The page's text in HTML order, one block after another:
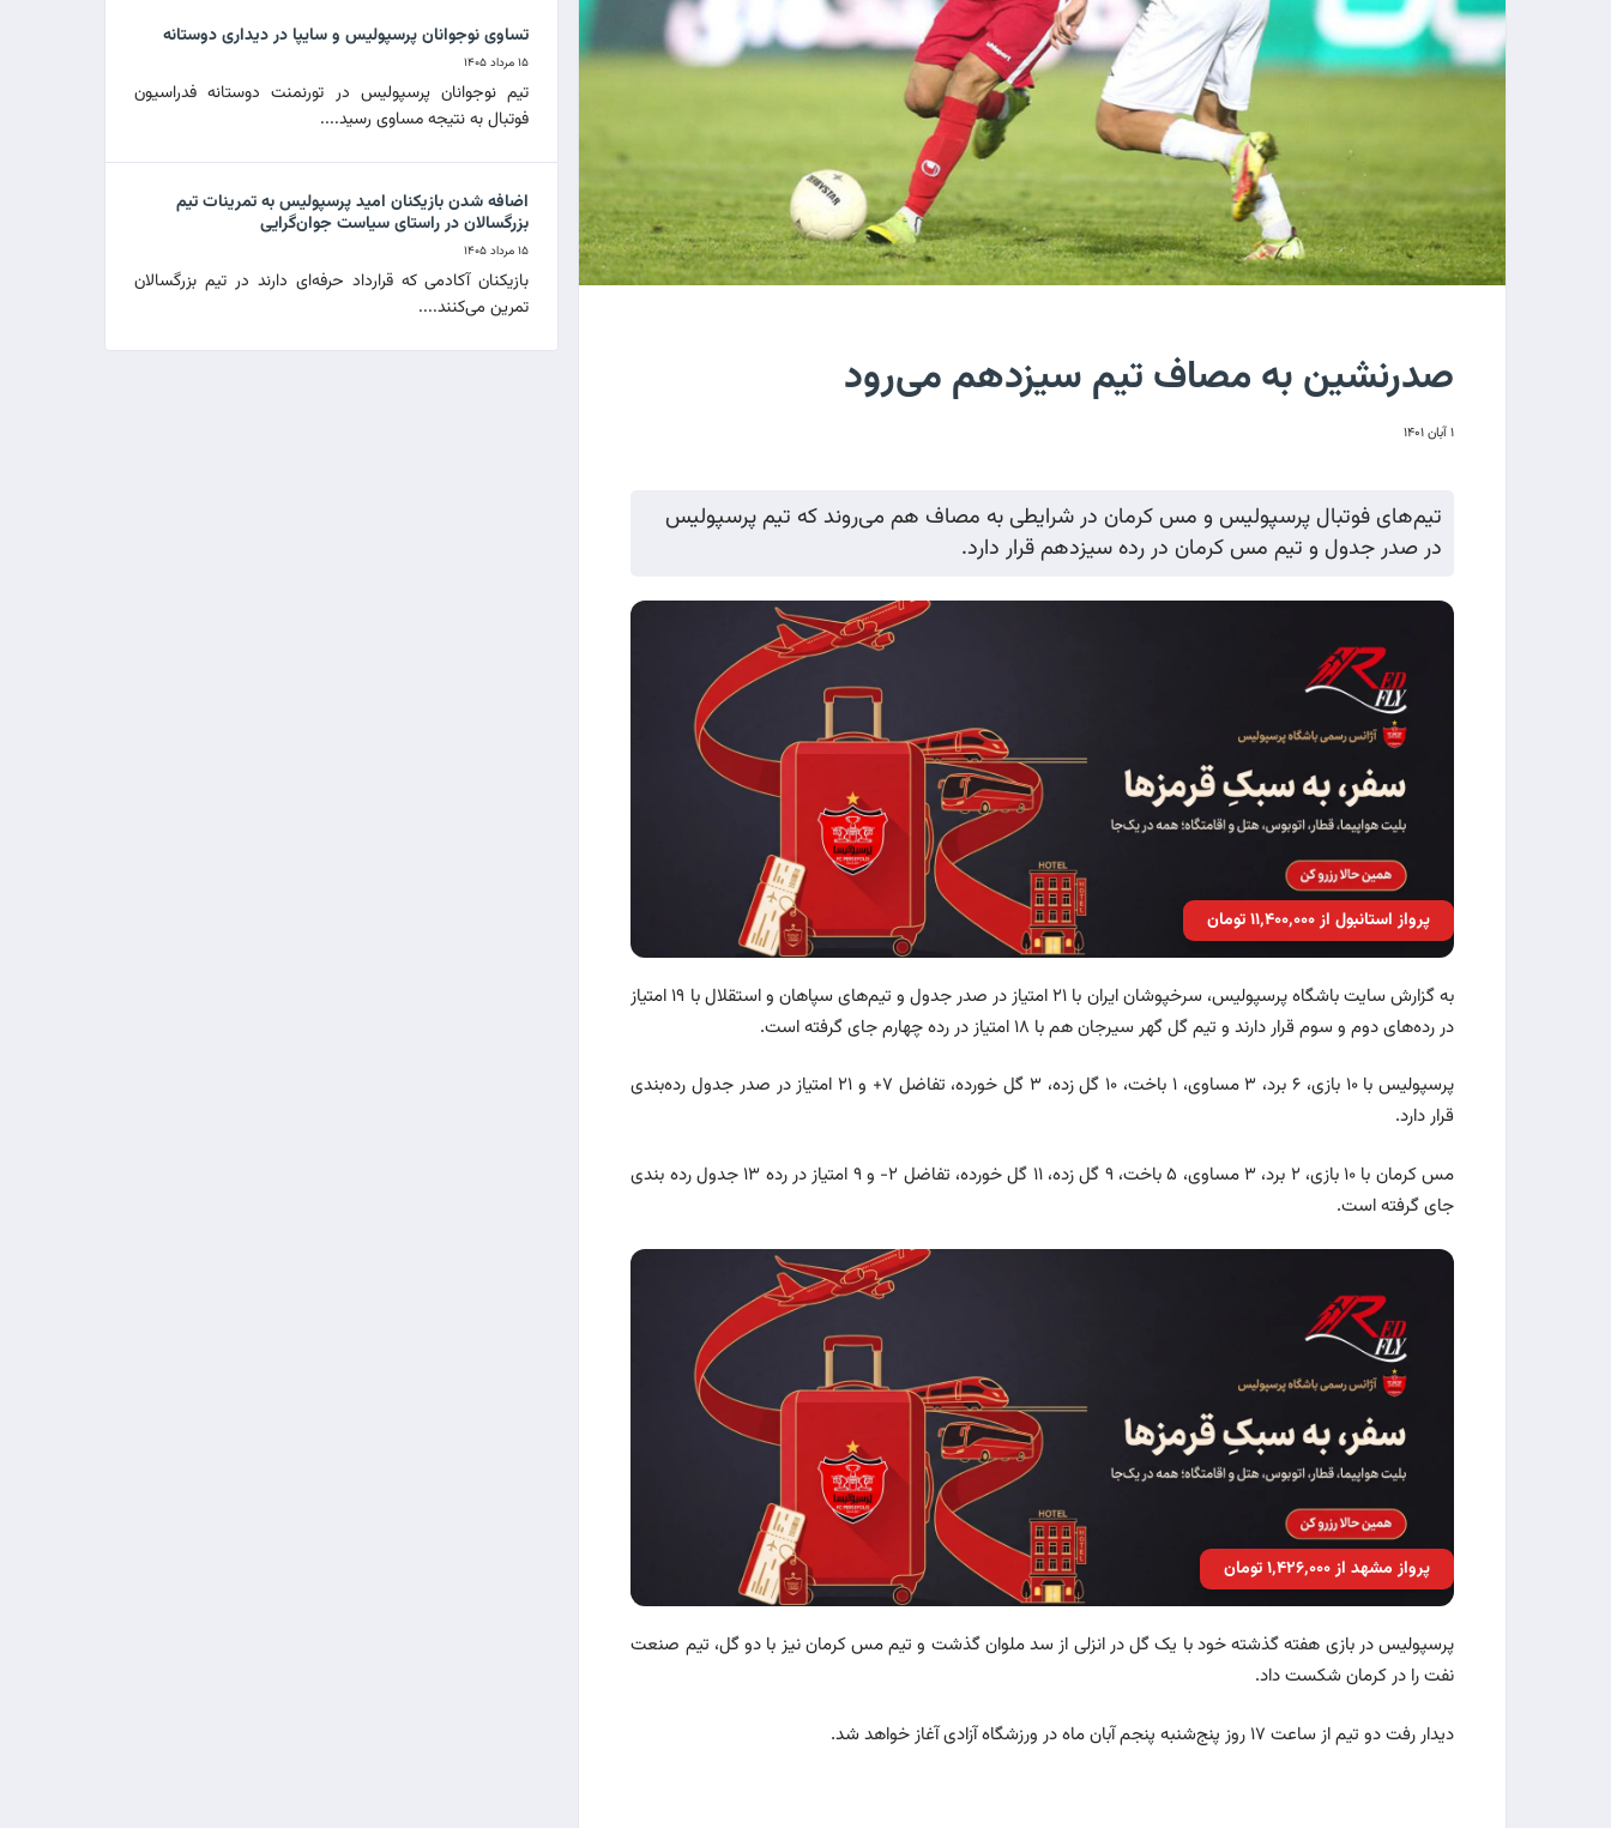
صدرنشین به مصاف تیم سیزدهم می‌رود
۱ آبان ۱۴۰۱
تیم‌های فوتبال پرسپولیس و مس کرمان در شرایطی به مصاف هم می‌روند که تیم پرسپولیس
در صدر جدول و تیم مس کرمان در رده سیزدهم قرار دارد.
پرواز استانبول از ۱۱٬۴۰۰٬۰۰۰ تومان
به گزارش سایت باشگاه پرسپولیس، سرخپوشان ایران با ۲۱ امتیاز در صدر جدول و تیم‌های سپاهان و استقلال با ۱۹ امتیاز
در رده‌های دوم و سوم قرار دارند و تیم گل گهر سیرجان هم با ۱۸ امتیاز در رده چهارم جای گرفته است.
پرسپولیس با ۱۰ بازی، ۶ برد، ۳ مساوی، ۱ باخت، ۱۰ گل زده، ۳ گل خورده، تفاضل ۷+ و ۲۱ امتیاز در صدر جدول رده‌بندی
قرار دارد.
مس کرمان با ۱۰ بازی، ۲ برد، ۳ مساوی، ۵ باخت، ۹ گل زده، ۱۱ گل خورده، تفاضل ۲- و ۹ امتیاز در رده ۱۳ جدول رده بندی
جای گرفته است.
پرواز مشهد از ۱٬۴۲۶٬۰۰۰ تومان
پرسپولیس در بازی هفته گذشته خود با یک گل در انزلی از سد ملوان گذشت و تیم مس کرمان نیز با دو گل، تیم صنعت
نفت را در کرمان شکست داد.
دیدار رفت دو تیم از ساعت ۱۷ روز پنج‌شنبه پنجم آبان ماه در ورزشگاه آزادی آغاز خواهد شد.
تساوی نوجوانان پرسپولیس و سایپا در دیداری دوستانه
۱۵ مرداد ۱۴۰۵
تیم نوجوانان پرسپولیس در تورنمنت دوستانه فدراسیون
فوتبال به نتیجه مساوی رسید....
اضافه شدن بازیکنان امید پرسپولیس به تمرینات تیم
بزرگسالان در راستای سیاست جوان‌گرایی
۱۵ مرداد ۱۴۰۵
بازیکنان آکادمی که قرارداد حرفه‌ای دارند در تیم بزرگسالان
تمرین می‌کنند....